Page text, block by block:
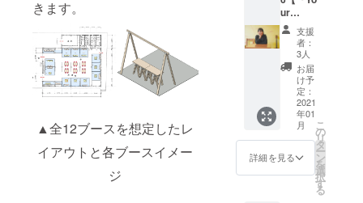
きます。
▲全12ブースを想定したレ
イアウトと各ブースイメー
ジ
入場を
確認さ
せてい
ただき
ます。
紙媒体
でのチ
ケット
の発券
はござ
いませ
ご注意
くださ
ご協力
「林峻
平」様
・九州
初アウ
トドア
サウナ
イベン
ト「サ
ウナー
ワン
ダーラ
ンド」
主催 ・
年2月を
予定）
から6ヶ
月間を
受取期
限とさ
せてい
ただき
ます。
※郵送の
場合は
からの
お届け
す。 *受
け取り
は、郵
送もし
くは店
舗での
受け取
りの選
択が可
能です
ので以
ルダウ
ンから
りま
す。 *受
け取り
は、郵
送もし
くは店
舗での
受け取
りの選
択が可
能です
ので以
のカレ
ンダー
が載っ
ていま
す。※デ
ザイン
はイ
メージ
です。
https://
mionak
ahara.c
ur
Songs
』と
『Life』
アルバ
ム。
CD2
枚】 鹿
児島県
在住。
シン
ガーソ
ングラ
イター
支援
者：
3人
お届
け予
定：
2021
年01
月
詳細を見る
こ
の
リ
タ
ー
ン
を
選
択
す
る